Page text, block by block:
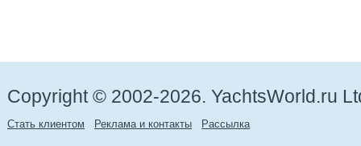
Copyright © 2002-2026. YachtsWorld.ru
Стать клиентом Реклама и контакты Рассылка